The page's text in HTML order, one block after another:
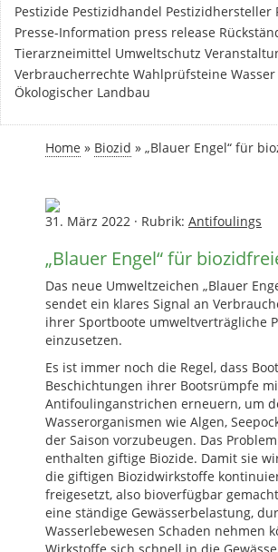
Pestizide Pestizidhandel Pestizidhersteller
Presse-Information press release
Tierarzneimittel Umweltschutz
Verbraucherrechte Wahlprüfsteine Wasser
Ökologischer Landbau
Home » Biozid » „Blauer Engel“ für
31. März 2022 · Rubrik: Antifoulings
„Blauer Engel“ für
Das neue Umweltzeichen „Blauer
sendet ein klares Signal an
ihrer Sportboote umweltverträgliche
einzusetzen.
Es ist immer noch die Regel, dass
Beschichtungen ihrer Bootsrümpfe
Antifoulinganstrichen erneuern, um
Wasserorganismen wie Algen,
der Saison vorzubeugen. Das
enthalten giftige Biozide. Damit sie
die giftigen Biozidwirkstoffe
freigesetzt, also bioverfügbar
eine ständige Gewässerbelastung,
Wasserlebewesen Schaden nehmen